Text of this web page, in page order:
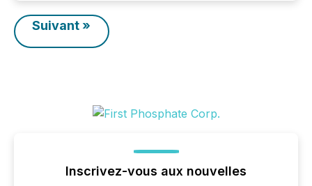
Suivant »
Inscrivez-vous aux nouvelles